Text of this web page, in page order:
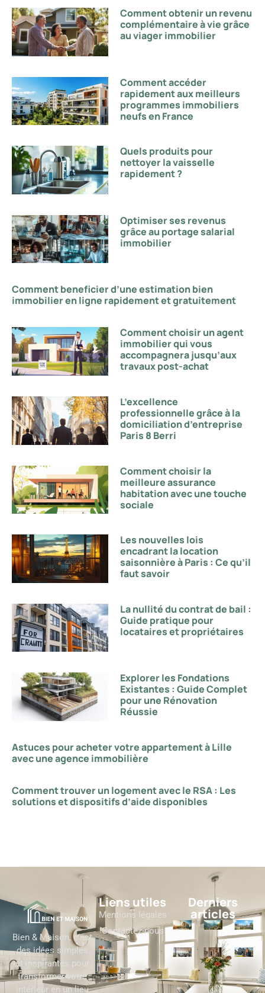
Comment obtenir un revenu
complémentaire à vie grâce
au viager immobilier
Comment accéder
rapidement aux meilleurs
programmes immobiliers
neufs en France
Quels produits pour
nettoyer la vaisselle
rapidement ?
Optimiser ses revenus
grâce au portage salarial
immobilier
Comment beneficier d’une estimation bien
immobilier en ligne rapidement et gratuitement
Comment choisir un agent
immobilier qui vous
accompagnera jusqu’aux
travaux post-achat
L’excellence
professionnelle grâce à la
domiciliation d’entreprise
Paris 8 Berri
Comment choisir la
meilleure assurance
habitation avec une touche
sociale
Les nouvelles lois
encadrant la location
saisonnière à Paris : Ce qu’il
faut savoir
La nullité du contrat de bail :
Guide pratique pour
locataires et propriétaires
Explorer les Fondations
Existantes : Guide Complet
pour une Rénovation
Réussie
Astuces pour acheter votre appartement à Lille
avec une agence immobilière
Comment trouver un logement avec le RSA : Les
solutions et dispositifs d’aide disponibles
Bien & Maison, c’est
des idées simples
et inspirantes pour
transformer votre
intérieur en un lieu
Liens utiles
Mentions légales
Contactez-nous
Derniers
articles